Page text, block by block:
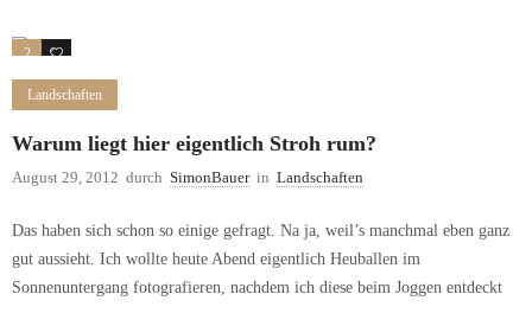
2 0
Landschaften
Warum liegt hier eigentlich Stroh rum?
August 29, 2012 durch SimonBauer in Landschaften
Das haben sich schon so einige gefragt. Na ja, weil’s manchmal eben ganz
gut aussieht. Ich wollte heute Abend eigentlich Heuballen im
Sonnenuntergang fotografieren, nachdem ich diese beim Joggen entdeckt